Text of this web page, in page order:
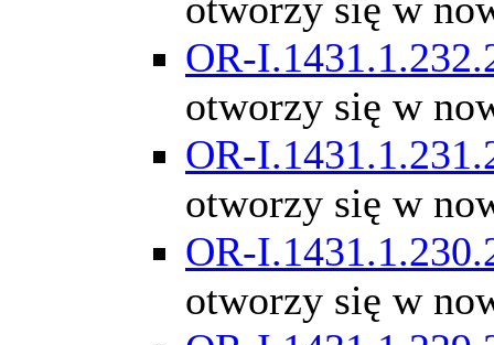
OR-
otworzy się w
OR-
otworzy się w
OR-
otworzy się w